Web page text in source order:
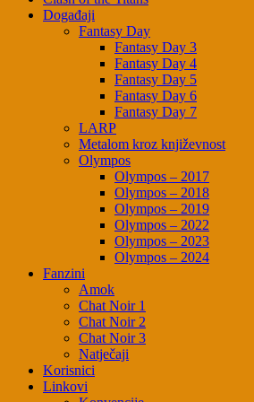
Događaji
Fantasy Day
Fantasy Day 3
Fantasy Day 4
Fantasy Day 5
Fantasy Day 6
Fantasy Day 7
LARP
Metalom kroz književnost
Olympos
Olympos – 2017
Olympos – 2018
Olympos – 2019
Olympos – 2022
Olympos – 2023
Olympos – 2024
Fanzini
Amok
Chat Noir 1
Chat Noir 2
Chat Noir 3
Natječaji
Korisnici
Linkovi